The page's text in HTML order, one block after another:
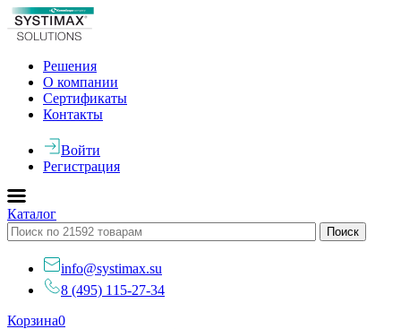
Решения
О компании
Сертификаты
Контакты
Войти
Регистрация
Каталог
info@systimax.su
8 (495) 115-27-34
Корзина0